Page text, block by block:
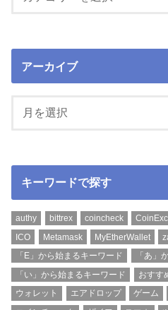
アーカイブ
キーワードで探す
authy bittrex coincheck
ICO
Metamask MyEtherWallet
「E」から始まるキーワード
「あ」
「い」から始まるキーワード
おすす
ウォレット
エアドロップ ゲーム